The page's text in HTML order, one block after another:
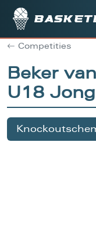
Competities
Beker
U18